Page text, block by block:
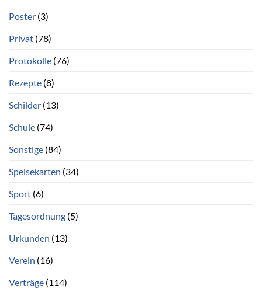
Poster (3)
Privat (78)
Protokolle (76)
Rezepte (8)
Schilder (13)
Schule (74)
Sonstige (84)
Speisekarten (34)
Sport (6)
Tagesordnung (5)
Urkunden (13)
Verein (16)
Verträge (114)